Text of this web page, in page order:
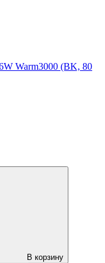
Warm3000 (BK, 80
В корзину